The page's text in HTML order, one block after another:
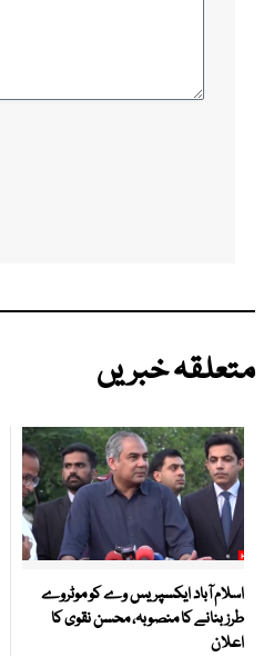
متعلقہ خبریں
اسلام آباد ایکسپریس وے کو موٹروے
طرز بنانے کا منصوبہ، محسن نقوی کا
اعلان